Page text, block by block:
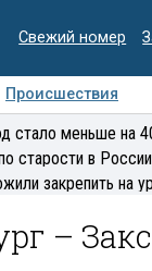
Свежий номер
Происшествия
стало меньше на
старости в
закрепить на
–